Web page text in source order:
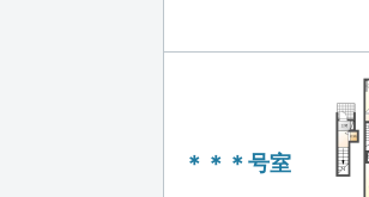
＊＊＊号室